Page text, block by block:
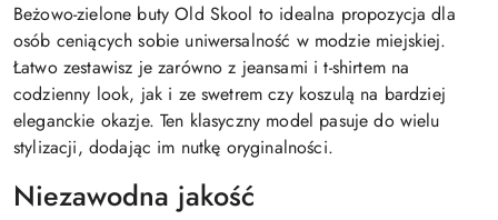
Beżowo-zielone buty Old Skool to idealna propozycja dla
osób ceniących sobie uniwersalność w modzie miejskiej.
Łatwo zestawisz je zarówno z jeansami i t-shirtem na
codzienny look, jak i ze swetrem czy koszulą na bardziej
eleganckie okazje. Ten klasyczny model pasuje do wielu
stylizacji, dodając im nutkę oryginalności.
Niezawodna jakość